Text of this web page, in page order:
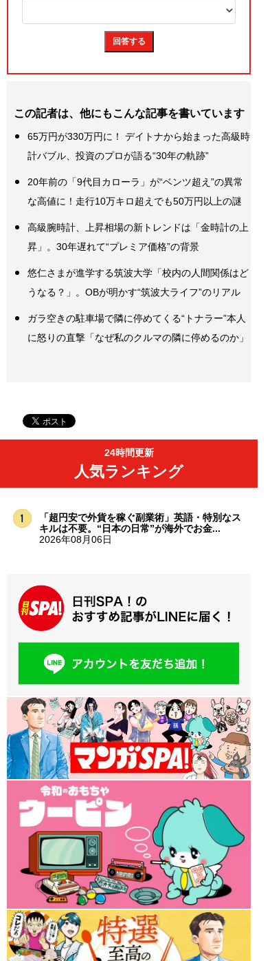
この記者は、他にもこんな記事を書いています
65万円が330万円に！ デイトナから始まった高級時
計バブル、投資のプロが語る“30年の軌跡”
20年前の「9代目カローラ」が“ベンツ超え”の異常
な高値に！走行10万キロ超えでも50万円以上の謎
高級腕時計、上昇相場の新トレンドは「金時計の上
昇」。30年遅れて“プレミア価格”の背景
悠仁さまが進学する筑波大学「校内の人間関係はど
うなる？」。OBが明かす“筑波大ライフ”のリアル
ガラ空きの駐車場で隣に停めてくる“トナラー”本人
に怒りの直撃「なぜ私のクルマの隣に停めるのか」
24時間更新
人気ランキング
「超円安で外貨を稼ぐ副業術」英語・特別なス
キルは不要。“日本の日常”が海外でお金...
2026年08月06日